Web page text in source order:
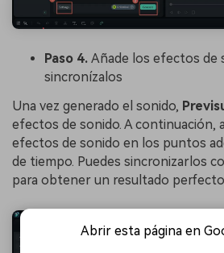
Paso 4. Añade los efectos de
sincronízalos
Una vez generado el sonido,
efectos de sonido. A continuación,
efectos de sonido en los puntos
de tiempo. Puedes sincronizarlos
para obtener un resultado
Abrir esta página en